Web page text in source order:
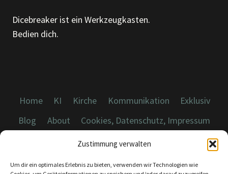
Zustimmung verwalten
Um dir ein optimales Erlebnis zu bieten, verwenden wir Technologien wie
IST D
Dicebreaker ist ein Werkzeugkasten.
Bedien dich.
Home KI Kirche Kommunikation
Exklusiv
Blog
About Cookies, Datenschutz, Impressum